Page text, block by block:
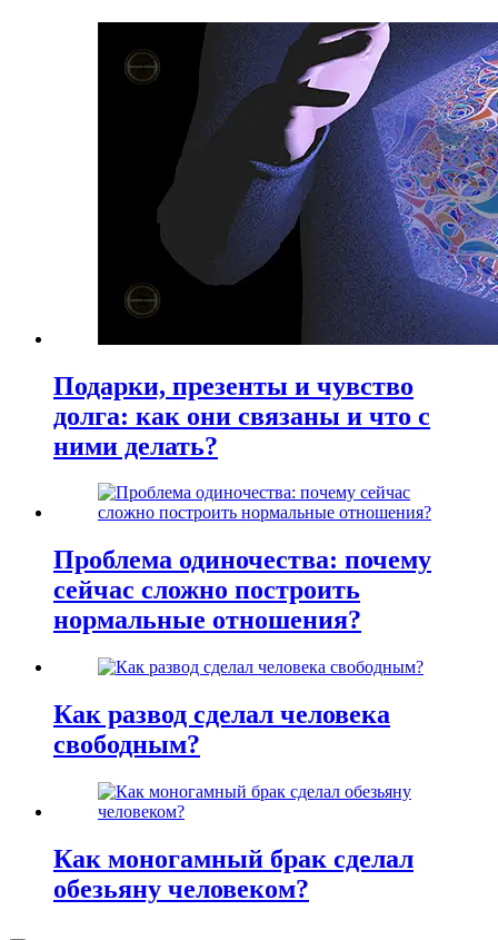
Подарки, презенты и чувство
долга: как они связаны и что с
ними делать?
Проблема одиночества: почему
сейчас сложно построить
нормальные отношения?
Как развод сделал человека
свободным?
Как моногамный брак сделал
обезьяну человеком?